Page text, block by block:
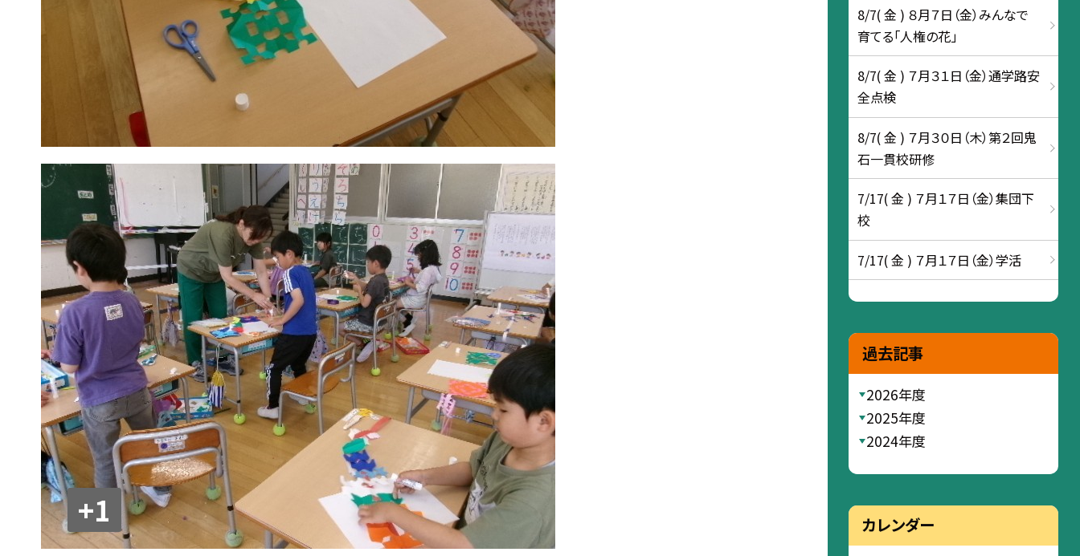
+1
8/7( 金 ) ８月７日（金）みんなで
育てる「人権の花」
8/7( 金 ) ７月３１日（金）通学路安
全点検
8/7( 金 ) ７月３０日（木）第２回鬼
石一貫校研修
7/17( 金 ) ７月１７日（金）集団下
校
7/17( 金 ) ７月１７日（金）学活
過去記事
2026年度
2025年度
2024年度
カレンダー